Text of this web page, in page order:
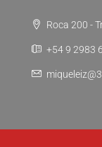
Roca 200 -
+54 9 2983